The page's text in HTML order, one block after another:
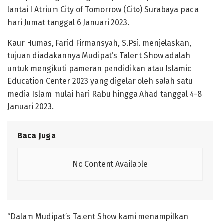
lantai I Atrium City of Tomorrow (Cito) Surabaya pada
hari Jumat tanggal 6 Januari 2023.
Kaur Humas, Farid Firmansyah, S.Psi. menjelaskan,
tujuan diadakannya Mudipat’s Talent Show adalah
untuk mengikuti pameran pendidikan atau Islamic
Education Center 2023 yang digelar oleh salah satu
media Islam mulai hari Rabu hingga Ahad tanggal 4-8
Januari 2023.
Baca Juga
No Content Available
“Dalam Mudipat’s Talent Show kami menampilkan